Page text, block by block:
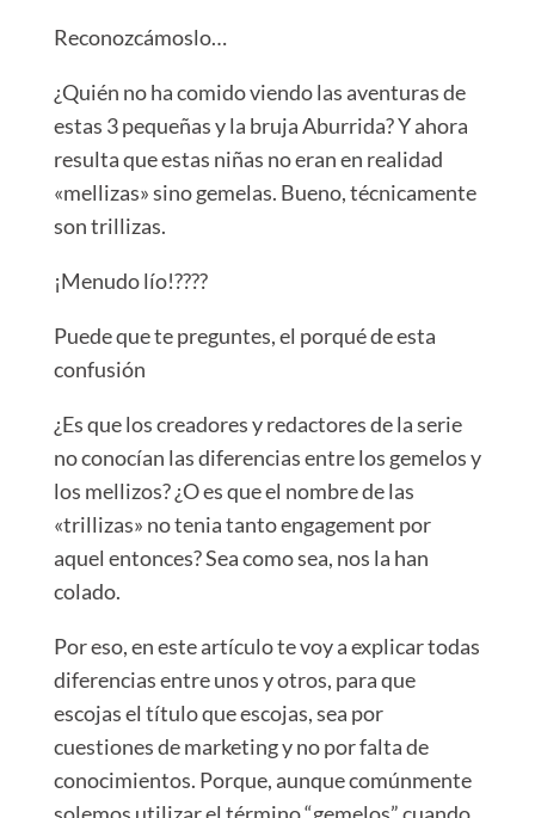
⁣Reconozcámoslo…⁣
⁣¿Quién no ha comido viendo las aventuras de
estas 3 pequeñas y la bruja Aburrida?⁣⁣Y ahora
resulta que estas niñas no eran en realidad
«mellizas» sino gemelas.⁣ ⁣Bueno, técnicamente
son trillizas.⁣
⁣¡Menudo lío!????⁣
⁣Puede que te preguntes, el porqué de esta
confusión⁣
⁣¿Es que los creadores y redactores de la serie
no conocían las diferencias entre los gemelos y
los mellizos?⁣ ¿O es que el nombre de las
«trillizas» no tenia tanto engagement por
aquel entonces?⁣Sea como sea, nos la han
colado.
Por eso, en este artículo te voy a explicar todas
diferencias entre unos y otros, para que
escojas el título que escojas, sea por
cuestiones de marketing y no por falta de
conocimientos.⁣ Porque, aunque comúnmente